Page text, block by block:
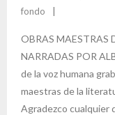
fondo
OBRAS MAESTRAS
NARRADAS POR
de la voz humana
maestras de la
Agradezco cualquier